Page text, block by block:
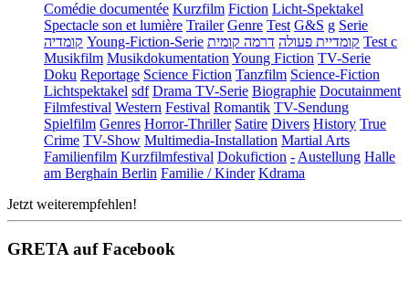
Comédie documentée Kurzfilm Fiction Licht-Spektakel
Spectacle son et lumière Trailer Genre Test G&S g Serie
קומדיה Young-Fiction-Serie קומדיית פעולה דרמה קומית
Test c
Musikfilm Musikdokumentation Young Fiction TV-Serie
Doku Reportage Science Fiction Tanzfilm Science-Fiction
Lichtspektakel sdf Drama TV-Serie Biographie Docutainment
Filmfestival Western Festival Romantik TV-Sendung
Spielfilm Genres Horror-Thriller Satire Divers History True
Crime TV-Show Multimedia-Installation Martial Arts
Familienfilm Kurzfilmfestival Dokufiction - Austellung Halle
am Berghain Berlin Familie / Kinder Kdrama
Jetzt weiterempfehlen!
GRETA auf Facebook